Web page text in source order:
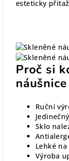
esteticky
Proč si
náušnice
Ruční
Sklo
Lehké
Výroba